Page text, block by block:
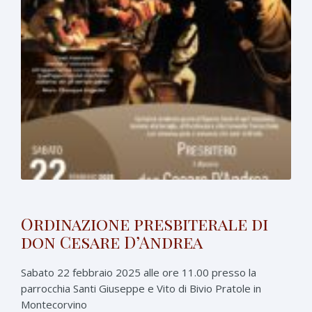
Ordinazione presbiterale di
don Cesare D’Andrea
Sabato 22 febbraio 2025 alle ore 11.00 presso la
parrocchia Santi Giuseppe e Vito di Bivio Pratole in
Montecorvino